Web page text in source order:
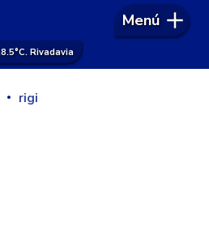
8.5°C. Rivadavia
Menú
rigi